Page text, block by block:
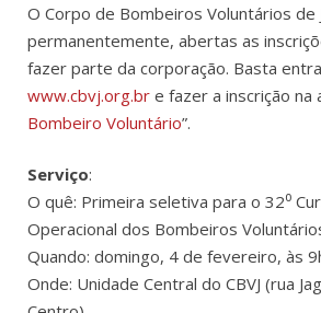
O Corpo de Bombeiros Voluntários de
permanentemente, abertas as
fazer parte da corporação. Basta
www.cbvj.org.br e fazer a inscrição na
Bombeiro Voluntário”.
Serviço:
O quê: Primeira seletiva para o 32⁰
Operacional dos Bombeiros
Quando: domingo, 4 de fevereiro, às
Onde: Unidade Central do CBVJ (rua